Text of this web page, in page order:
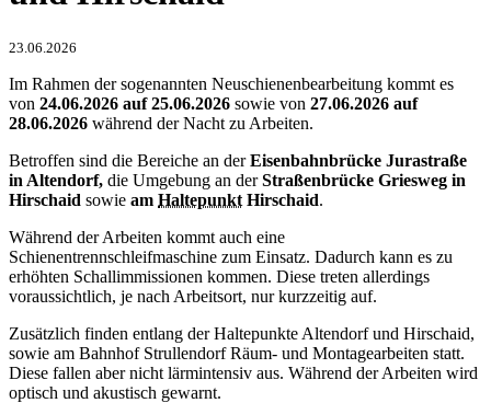
23.06.2026
Im Rahmen der sogenannten Neuschienenbearbeitung kommt es
von 24.06.2026 auf 25.06.2026 sowie von 27.06.2026 auf
28.06.2026 während der Nacht zu Arbeiten.
Betroffen sind die Bereiche an derEisenbahnbrücke Jurastraße
in Altendorf, die Umgebung an derStraßenbrücke Griesweg in
Hirschaid sowie am Haltepunkt Hirschaid.
Während der Arbeiten kommt auch eine
Schienentrennschleifmaschine zum Einsatz. Dadurch kann es zu
erhöhten Schallimmissionen kommen. Diese treten allerdings
voraussichtlich, je nach Arbeitsort, nur kurzzeitig auf.
Zusätzlich finden entlang der Haltepunkte Altendorf und Hirschaid,
sowie am Bahnhof Strullendorf Räum- und Montagearbeiten statt.
Diese fallen aber nicht lärmintensiv aus. Während der Arbeiten wird
optisch und akustisch gewarnt.